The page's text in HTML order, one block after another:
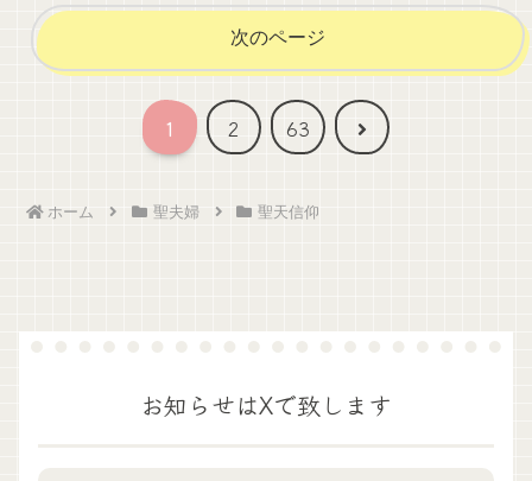
次のページ
1 2 63
次
ホーム 聖夫婦 聖天信仰
お知らせはXで致します